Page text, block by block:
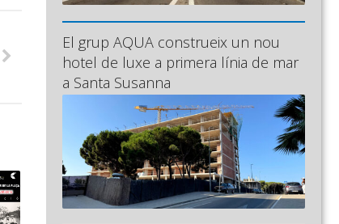
El grup AQUA construeix un nou
hotel de luxe a primera línia de mar
a Santa Susanna